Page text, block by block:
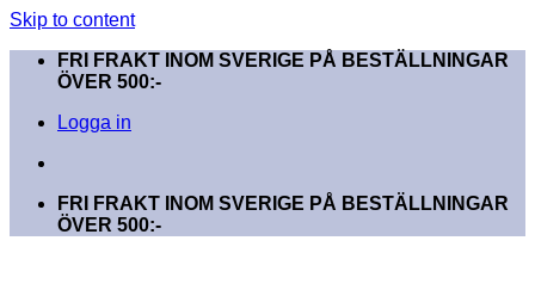
Skip to content
FRI FRAKT INOM SVERIGE PÅ BESTÄLLNINGAR
ÖVER 500:-
Logga in
FRI FRAKT INOM SVERIGE PÅ BESTÄLLNINGAR
ÖVER 500:-